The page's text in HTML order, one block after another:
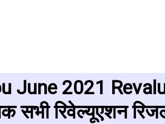
June 2021
सभी रिवेल्यूएशन